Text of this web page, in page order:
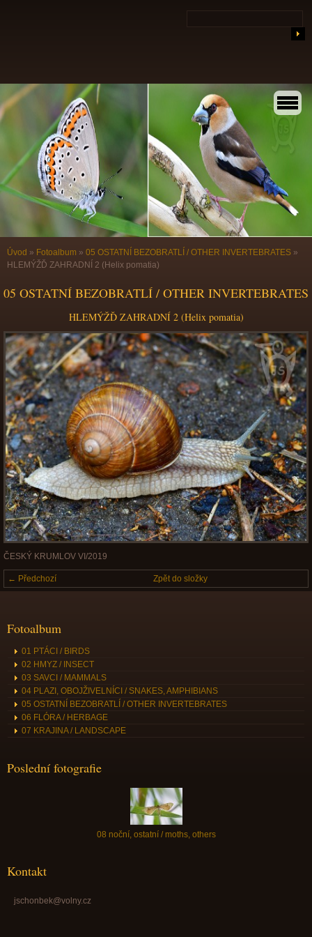
Úvod » Fotoalbum » 05 OSTATNÍ BEZOBRATLÍ / OTHER INVERTEBRATES »
HLEMÝŽĎ ZAHRADNÍ 2 (Helix pomatia)
05 OSTATNÍ BEZOBRATLÍ / OTHER INVERTEBRATES
HLEMÝŽĎ ZAHRADNÍ 2 (Helix pomatia)
ČESKÝ KRUMLOV VI/2019
← Předchozí Zpět do složky
Fotoalbum
01 PTÁCI / BIRDS
02 HMYZ / INSECT
03 SAVCI / MAMMALS
04 PLAZI, OBOJŽIVELNÍCI / SNAKES, AMPHIBIANS
05 OSTATNÍ BEZOBRATLÍ / OTHER INVERTEBRATES
06 FLÓRA / HERBAGE
07 KRAJINA / LANDSCAPE
Poslední fotografie
08 noční, ostatní / moths, others
Kontakt
jschonbek@volny.cz